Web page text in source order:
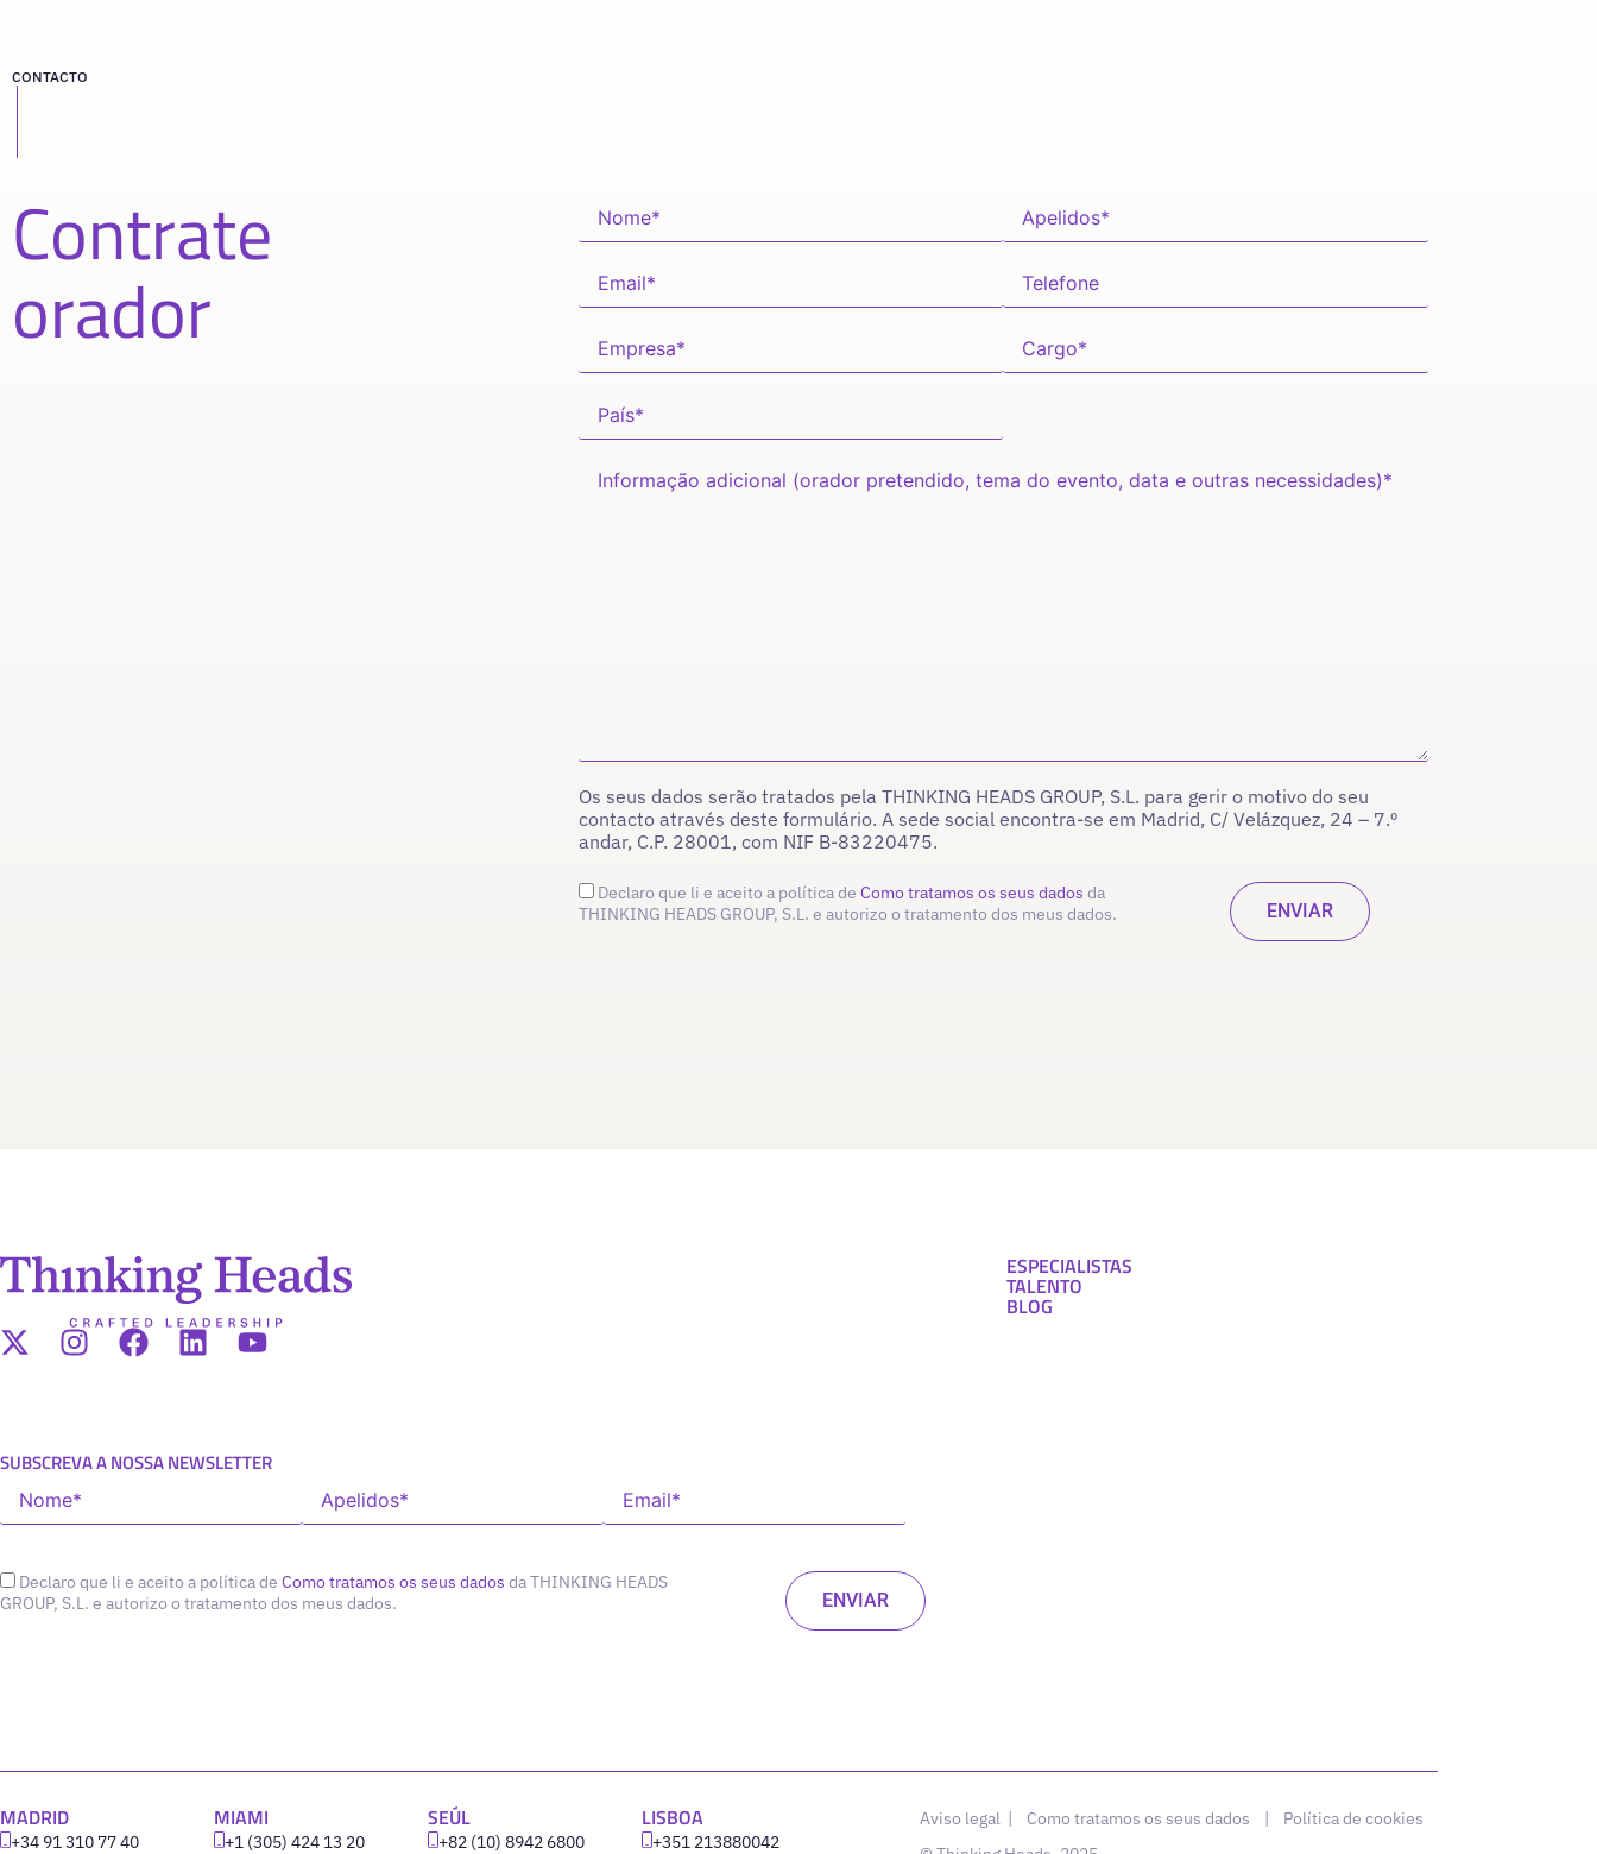
CONTACTO
Contrate
orador
Os seus dados serão tratados pela THINKING HEADS GROUP, S.L. para gerir o motivo do seu
contacto através deste formulário. A sede social encontra-se em Madrid, C/ Velázquez, 24 – 7.º
andar, C.P. 28001, com NIF B-83220475.
Declaro que li e aceito a política de Como tratamos os seus dados da
THINKING HEADS GROUP, S.L. e autorizo o tratamento dos meus dados.
SUBSCREVA A NOSSA NEWSLETTER
Declaro que li e aceito a política de Como tratamos os seus dados da THINKING HEADS
GROUP, S.L. e autorizo o tratamento dos meus dados.
ESPECIALISTAS
TALENTO
BLOG
MADRID
+34 91 310 77 40
MIAMI
+1 (305) 424 13 20
SEÚL
+82 (10) 8942 6800
LISBOA
‪+351 213880042
Aviso legal | Como tratamos os seus dados | Política de cookies